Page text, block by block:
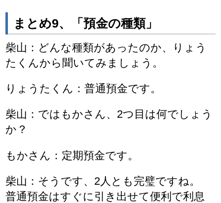
まとめ9、「預金の種類」
柴山：どんな種類があったのか、りょう
たくんから聞いてみましょう。
りょうたくん：普通預金です。
柴山：ではもかさん、2つ目は何でしょう
か？
もかさん：定期預金です。
柴山：そうです、2人とも完璧ですね。
普通預金はすぐに引き出せて便利で利息